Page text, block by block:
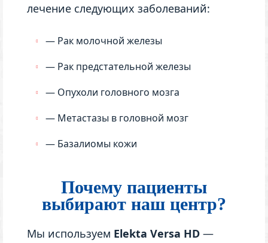
лечение следующих заболеваний:
— Рак молочной железы
— Рак предстательной железы
— Опухоли головного мозга
— Метастазы в головной мозг
— Базалиомы кожи
Почему пациенты
выбирают наш центр?
Мы используем Elekta Versa HD —